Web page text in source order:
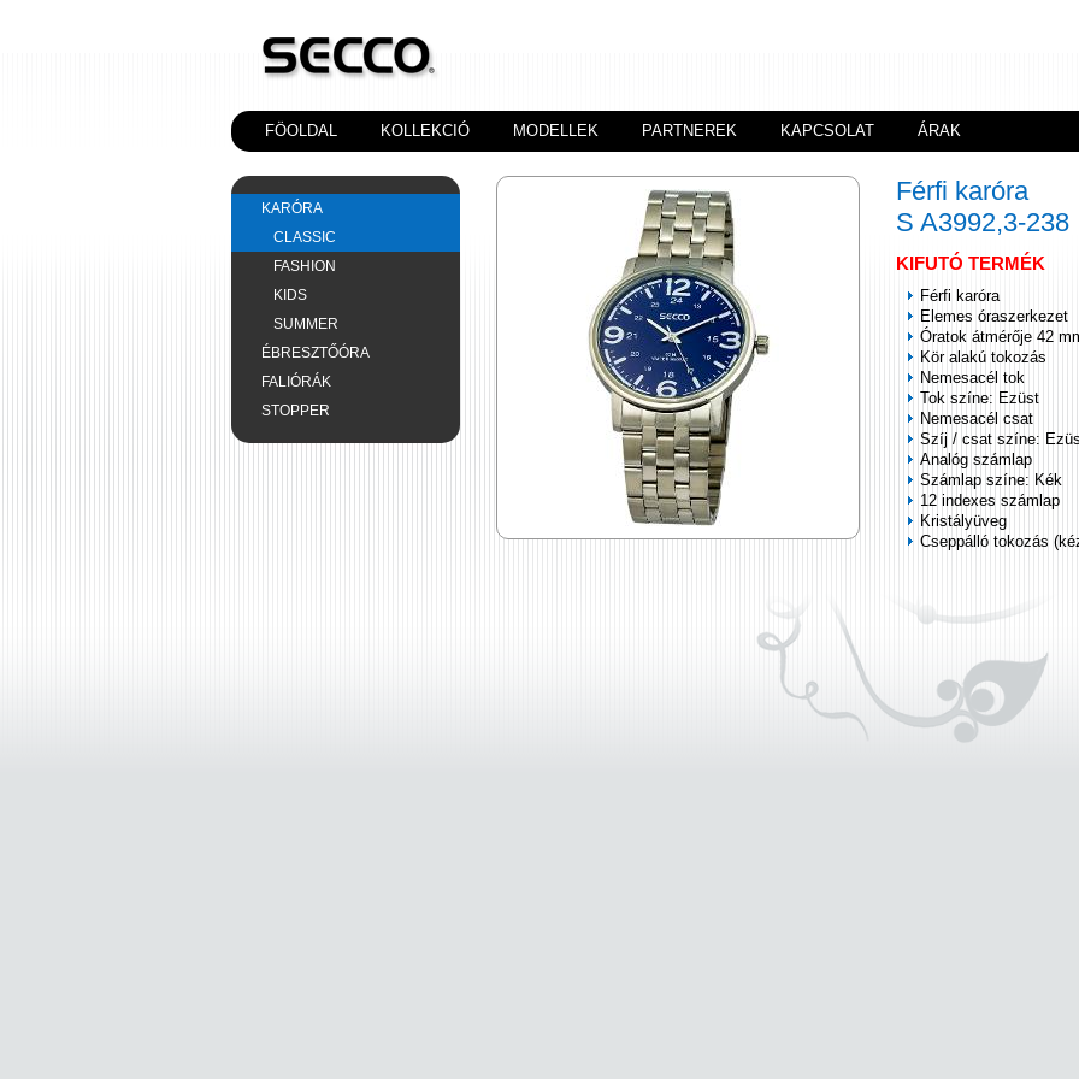
FÖOLDAL KOLLEKCIÓ MODELLEK PARTNEREK KAPCSOLAT ÁRAK
KARÓRA
CLASSIC
FASHION
KIDS
SUMMER
ÉBRESZTŐÓRA
FALIÓRÁK
STOPPER
Férfi karóra
S A3992,3-238
KIFUTÓ TERMÉK
Férfi karóra
Elemes óraszerkezet
Óratok átmérője 42
Kör alakú tokozás
Nemesacél tok
Tok színe: Ezüst
Nemesacél csat
Szíj / csat színe:
Analóg számlap
Számlap színe: Kék
12 indexes számlap
Kristályüveg
Cseppálló tokozás